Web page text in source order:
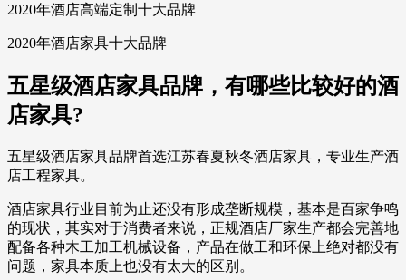
2020年酒店高端定制十大品牌
2020年酒店家具十大品牌
五星级酒店家具品牌，有哪些比较好的酒
店家具?
五星级酒店家具品牌首选江苏春夏秋冬酒店家具，专业生产酒
店工程家具。
酒店家具行业目前为止还没有形成垄断规模，基本是百家争鸣
的现状，其实对于消费者来说，正规酒店厂家生产都会完善地
配备各种木工加工机械设备，产品在做工和环保上绝对都没有
问题，家具本质上也没有太大的区别。